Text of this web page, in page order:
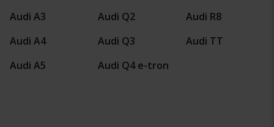
Audi A3
Audi A4
Audi A5
Audi Q2
Audi Q3
Audi Q4 e-tron
Audi R8
Audi TT